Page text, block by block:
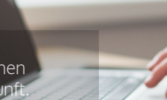
die
und gehen
Zukunft.